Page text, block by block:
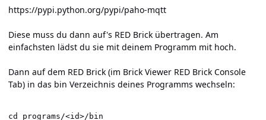
https://pypi.python.org/pypi/paho-mqtt
Diese muss du dann auf's RED Brick übertragen. Am
einfachsten lädst du sie mit deinem Programm mit hoch.
Dann auf dem RED Brick (im Brick Viewer RED Brick Console
Tab) in das bin Verzeichnis deines Programms wechseln:
cd programs/<id>/bin